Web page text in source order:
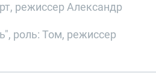
режиссер Александр
роль: Том, режиссер